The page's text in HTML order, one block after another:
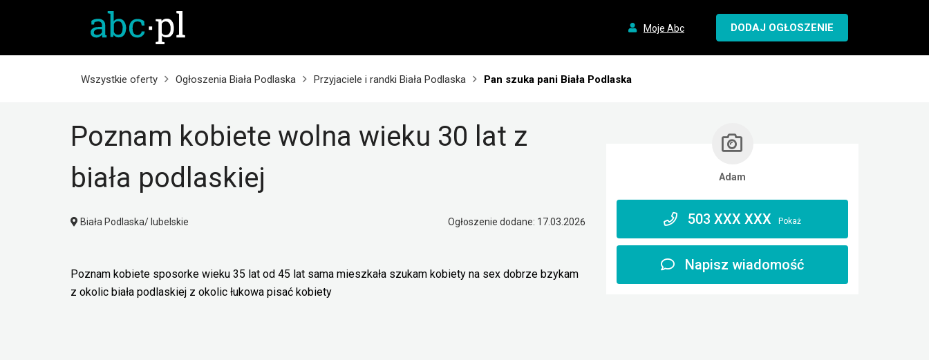
Moje Abc DODAJ OGŁOSZENIE
Wszystkie oferty Ogłoszenia Biała Podlaska Przyjaciele i randki Biała Podlaska Pan szuka pani Biała Podlaska
Poznam kobiete wolna wieku 30 lat z
biała podlaskiej
Biała Podlaska/ lubelskie Ogłoszenie dodane: 17.03.2026
Poznam kobiete sposorke wieku 35 lat od 45 lat sama mieszkała szukam kobiety na sex dobrze bzykam
z okolic biała podlaskiej z okolic łukowa pisać kobiety
Adam
503 XXX XXX Pokaż
Napisz wiadomość